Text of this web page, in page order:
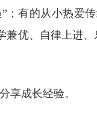
有的从小热爱
优、自律上进
享成长经验。